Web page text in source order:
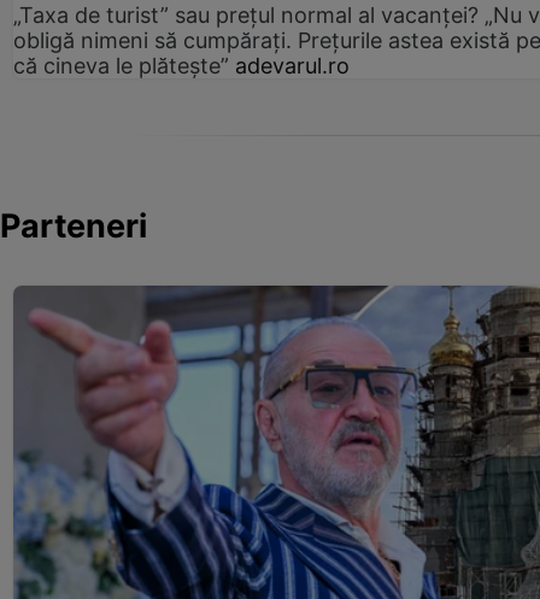
„Taxa de turist” sau prețul normal al vacanței? „Nu
obligă nimeni să cumpărați. Prețurile astea există
că cineva le plătește” adevarul.ro
Parteneri